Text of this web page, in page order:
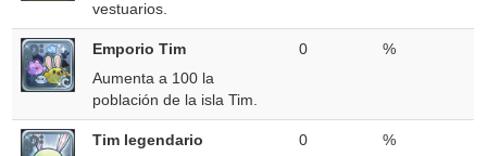
vestuarios.
Emporio Tim
Aumenta a 100 la
población de la isla Tim.
0 %
Tim legendario 0 %